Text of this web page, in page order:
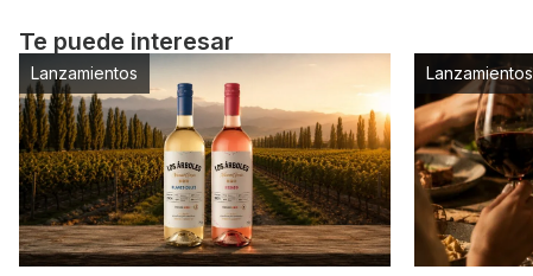
Te puede interesar
Lanzamientos Lanzamientos